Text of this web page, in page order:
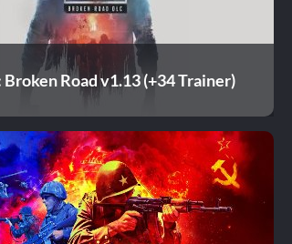
Broken Road v1.13 (+34 Trainer)